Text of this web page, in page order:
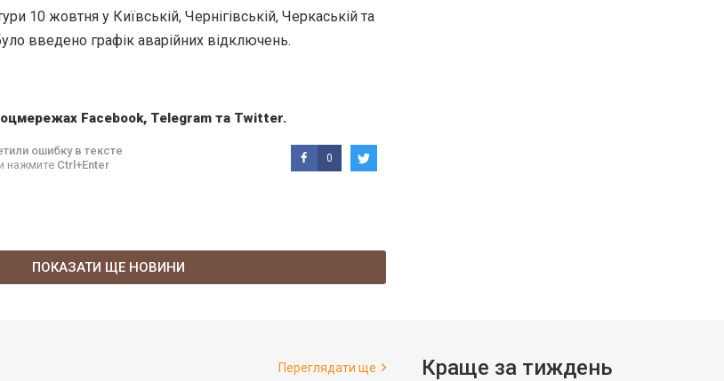
10 жовтня у Київській, Чернігівській, Черкаській та
введено графік аварійних відключень.
Facebook, Telegram та Twitter.
ошибку в тексте
нажмите Ctrl+Enter 0
ПОКАЗАТИ ЩЕ НОВИНИ
Переглядати ще Краще за тиждень